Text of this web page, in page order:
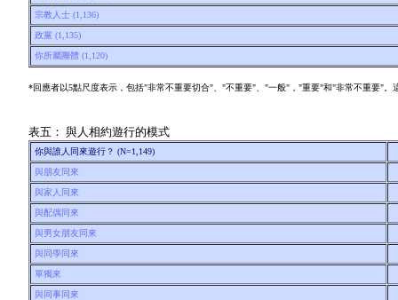
宗教人士 (1,136)
政黨 (1,135)
你所屬團體 (1,120)
*回應者以5點尺度表示，包括"非常不重要切合"、"不重要"、"一般"，"重要"和"非常不重要"。
表五： 與人相約遊行的模式
你與誰人同來遊行？ (N=1,149)
與朋友同來
與家人同來
與配偶同來
與男女朋友同來
與同學同來
單獨來
與同事同來